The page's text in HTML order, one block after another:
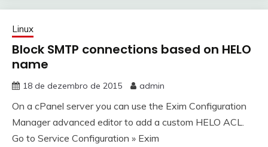
Linux
Block SMTP connections based on HELO
name
18 de dezembro de 2015 admin
On a cPanel server you can use the Exim Configuration
Manager advanced editor to add a custom HELO ACL.
Go to Service Configuration » Exim